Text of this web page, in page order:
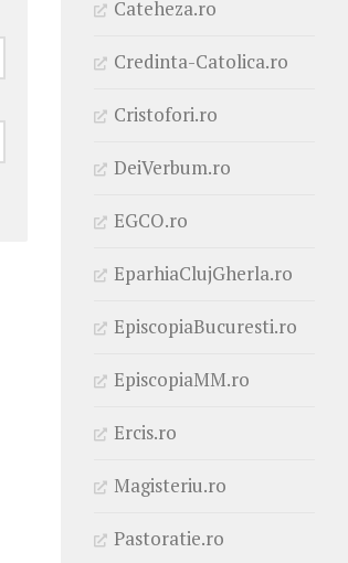
Cateheza.ro
Credinta-Catolica.ro
Cristofori.ro
DeiVerbum.ro
EGCO.ro
EparhiaClujGherla.ro
EpiscopiaBucuresti.ro
EpiscopiaMM.ro
Ercis.ro
Magisteriu.ro
Pastoratie.ro